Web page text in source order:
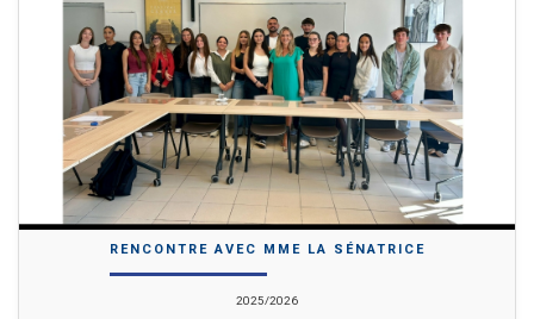
RENCONTRE AVEC MME LA SÉNATRICE
2025/2026